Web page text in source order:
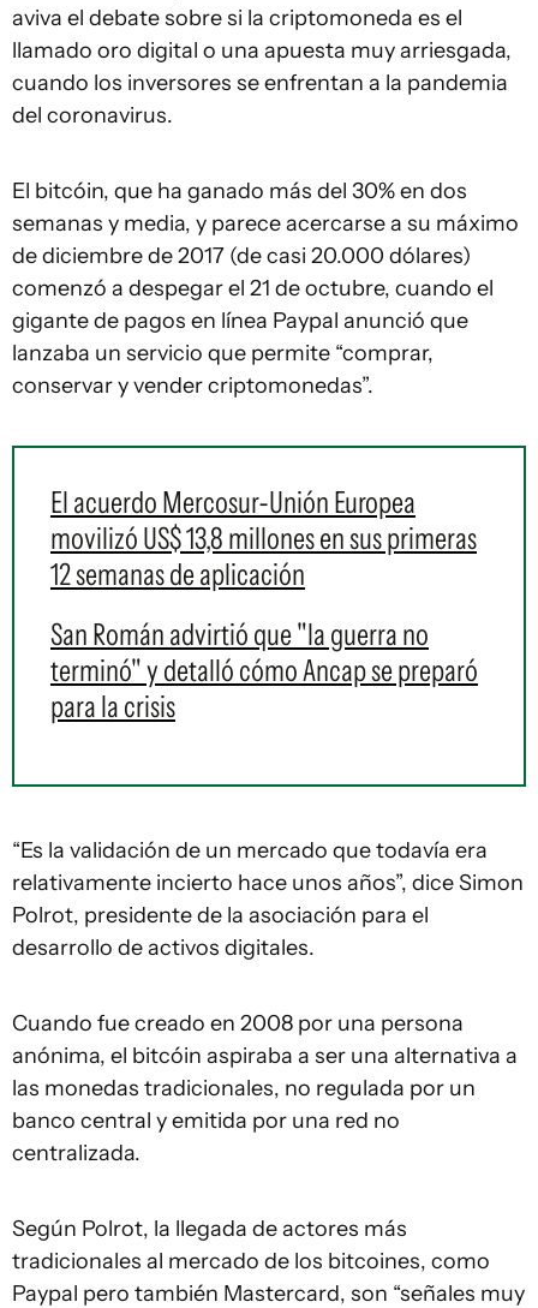
aviva el debate sobre si la criptomoneda es el
llamado oro digital o una apuesta muy arriesgada,
cuando los inversores se enfrentan a la pandemia
del coronavirus.
El bitcóin, que ha ganado más del 30% en dos
semanas y media, y parece acercarse a su máximo
de diciembre de 2017 (de casi 20.000 dólares)
comenzó a despegar el 21 de octubre, cuando el
gigante de pagos en línea Paypal anunció que
lanzaba un servicio que permite “comprar,
conservar y vender criptomonedas”.
El acuerdo Mercosur-Unión Europea
movilizó US$ 13,8 millones en sus primeras
12 semanas de aplicación
San Román advirtió que "la guerra no
terminó" y detalló cómo Ancap se preparó
para la crisis
“Es la validación de un mercado que todavía era
relativamente incierto hace unos años”, dice Simon
Polrot, presidente de la asociación para el
desarrollo de activos digitales.
Cuando fue creado en 2008 por una persona
anónima, el bitcóin aspiraba a ser una alternativa a
las monedas tradicionales, no regulada por un
banco central y emitida por una red no
centralizada.
Según Polrot, la llegada de actores más
tradicionales al mercado de los bitcoines, como
Paypal pero también Mastercard, son “señales muy